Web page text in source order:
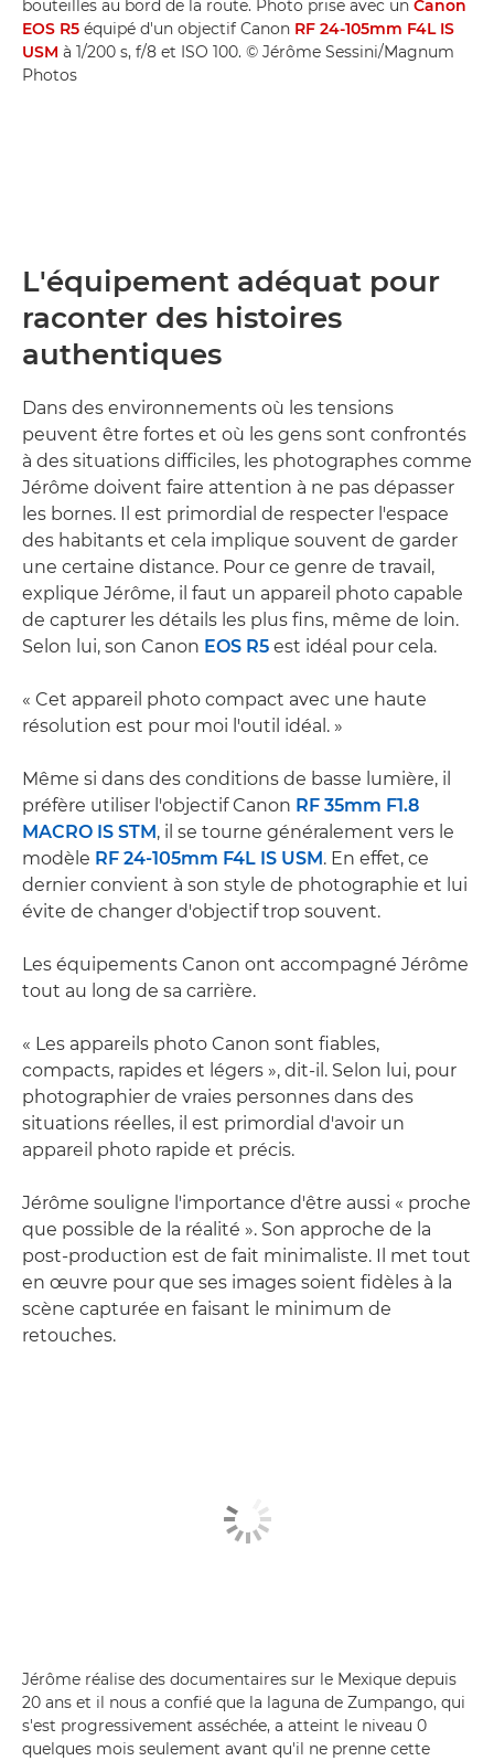
bouteilles au bord de la route. Photo prise avec un Canon
EOS R5 équipé d'un objectif Canon RF 24-105mm F4L IS
USM à 1/200 s, f/8 et ISO 100. © Jérôme Sessini/Magnum
Photos
L'équipement adéquat pour
raconter des histoires
authentiques
Dans des environnements où les tensions
peuvent être fortes et où les gens sont confrontés
à des situations difficiles, les photographes comme
Jérôme doivent faire attention à ne pas dépasser
les bornes. Il est primordial de respecter l'espace
des habitants et cela implique souvent de garder
une certaine distance. Pour ce genre de travail,
explique Jérôme, il faut un appareil photo capable
de capturer les détails les plus fins, même de loin.
Selon lui, son Canon EOS R5 est idéal pour cela.
« Cet appareil photo compact avec une haute
résolution est pour moi l'outil idéal. »
Même si dans des conditions de basse lumière, il
préfère utiliser l'objectif Canon RF 35mm F1.8
MACRO IS STM, il se tourne généralement vers le
modèle RF 24-105mm F4L IS USM. En effet, ce
dernier convient à son style de photographie et lui
évite de changer d'objectif trop souvent.
Les équipements Canon ont accompagné Jérôme
tout au long de sa carrière.
« Les appareils photo Canon sont fiables,
compacts, rapides et légers », dit-il. Selon lui, pour
photographier de vraies personnes dans des
situations réelles, il est primordial d'avoir un
appareil photo rapide et précis.
Jérôme souligne l'importance d'être aussi « proche
que possible de la réalité ». Son approche de la
post-production est de fait minimaliste. Il met tout
en œuvre pour que ses images soient fidèles à la
scène capturée en faisant le minimum de
retouches.
Jérôme réalise des documentaires sur le Mexique depuis
20 ans et il nous a confié que la laguna de Zumpango, qui
s'est progressivement asséchée, a atteint le niveau 0
quelques mois seulement avant qu'il ne prenne cette